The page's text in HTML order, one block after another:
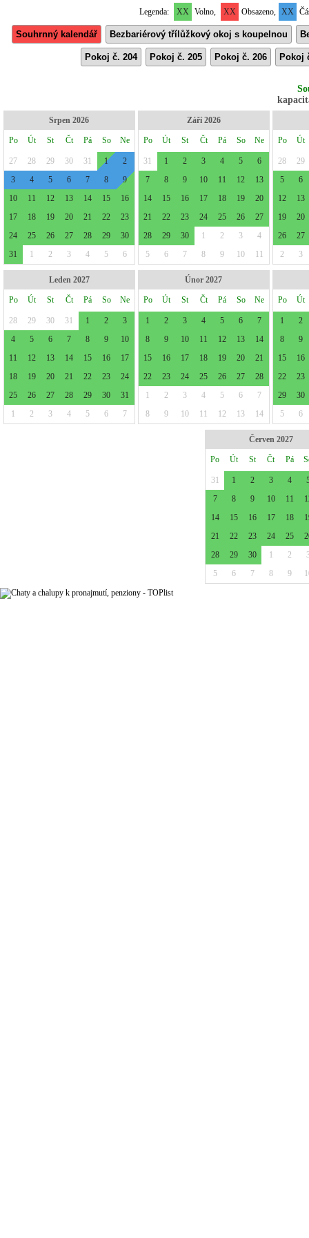
Legenda: XX Volno, XX Obsazeno, XX
Souhrnný kalendář Bezbariérový třílůžkový okoj s koupelnou
Pokoj č. 204 Pokoj č. 205 Pokoj č. 206 Pokoj
Srpen 2026
Po Út St Čt Pá So Ne
27 28 29 30 31 1
2
3
4 5 6 7 8
9
10
11 12 13 14 15
16
17
18 19 20 21 22
23
24
25 26 27 28 29
30
31
1 2 3 4 5 6
Září 2026
Po Út St Čt Pá So Ne
31 1 2 3 4 5
6
7
8 9 10 11 12
13
14
15 16 17 18 19
20
21
22 23 24 25 26
27
28
29 30 1 2 3
4
5
6 7 8 9 10 11
Po Út
28
29
5
6
12
13
19
20
26
27
2
3
Leden 2027
Po Út St Čt Pá So Ne
28 29 30 31 1 2
3
4
5 6 7 8 9
10
11
12 13 14 15 16
17
18
19 20 21 22 23
24
25
26 27 28 29 30
31
1
2 3 4 5 6 7
Únor 2027
Po Út St Čt Pá So Ne
1 2 3 4 5 6
7
8
9 10 11 12 13
14
15
16 17 18 19 20
21
22
23 24 25 26 27
28
1
2 3 4 5 6
7
8
9 10 11 12 13 14
Po Út
1
2
8
9
15
16
22
23
29
30
5
6
Červen 2027
Po Út St Čt Pá
31 1 2 3 4
7
8 9 10 11
14
15 16 17 18
21
22 23 24 25
28
29 30 1 2
5
6 7 8 9